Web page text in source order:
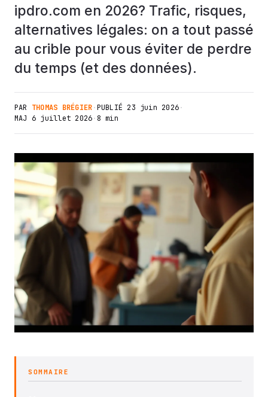
ipdro.com en 2026? Trafic, risques,
alternatives légales: on a tout passé
au crible pour vous éviter de perdre
du temps (et des données).
PAR THOMAS BRÉGIER·PUBLIÉ 23 juin 2026·
MAJ 6 juillet 2026· 8 min
SOMMAIRE